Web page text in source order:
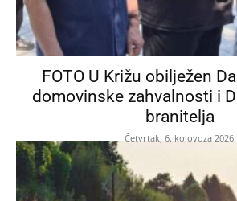
FOTO U Križu obilježen
domovinske zahvalnosti i
branitelja
Četvrtak, 6. kolovoza 2026.